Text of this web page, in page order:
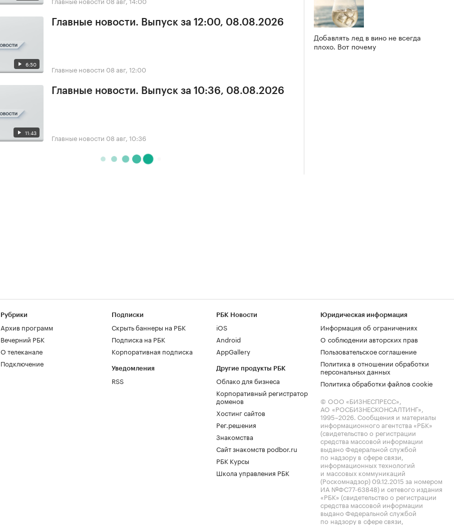
6:50
Главные новости. Выпуск за 12:00, 08.08.2026
Главные новости 08 авг, 12:00
11:43
Главные новости. Выпуск за 10:36, 08.08.2026
Главные новости 08 авг, 10:36
Добавлять лед в вино не всегда
плохо. Вот почему
Рубрики
Архив программ
Вечерний РБК
О телеканале
Подключение
Подписки
Скрыть баннеры на РБК
Подписка на РБК
Корпоративная подписка
Уведомления
RSS
РБК Новости
iOS
Android
AppGallery
Другие продукты РБК
Облако для бизнеса
Корпоративный регистратор
доменов
Хостинг сайтов
Рег.решения
Знакомства
Сайт знакомств podbor.ru
РБК Курсы
Школа управления РБК
Юридическая информация
Информация об ограничениях
О соблюдении авторских прав
Пользовательское соглашение
Политика в отношении обработки
персональных данных
Политика обработки файлов cookie
© ООО «БИЗНЕСПРЕСС»,
АО «РОСБИЗНЕСКОНСАЛТИНГ»,
1995–2026. Сообщения и материалы
информационного агентства «РБК»
(свидетельство о регистрации
средства массовой информации
выдано Федеральной службой
по надзору в сфере связи,
информационных технологий
и массовых коммуникаций
(Роскомнадзор) 09.12.2015 за номером
ИА №ФС77-63848) и сетевого издания
«РБК» (свидетельство о регистрации
средства массовой информации
выдано Федеральной службой
по надзору в сфере связи,